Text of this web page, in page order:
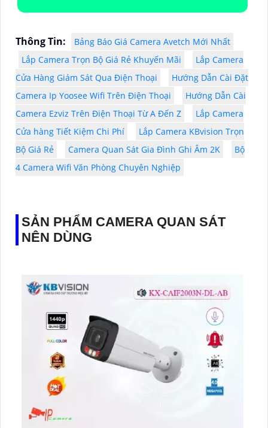
Thông Tin:
Bảng Báo Giá Camera Avetch Mới Nhất
Lắp Camera Trọn Bộ Giá Rẻ Khuyến Mãi
Lắp Camera
Cửa Hàng Giám Sát Qua Điện Thoại
Hướng Dẫn Cài Đặt
Camera Ip Yoosee Wifi Trên Điện Thoại
Hướng Dẫn Cài
Camera Ezviz Trên Điện Thoại Từ A Đến Z
Lắp Camera
Cửa hàng Tiết Kiệm Chi Phí
Lắp Camera KBvision Trọn
Bộ Giá Rẻ
Camera Quan Sát Gia Đình Ghi Âm 2K
Bộ
4 Camera Wifi Văn Phòng Chuyên Nghiệp
SẢN PHẨM CAMERA QUAN SÁT
NÊN DÙNG